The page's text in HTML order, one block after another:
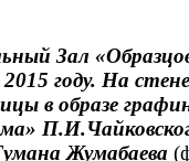
Зал
году. На
в образе
Жумабаева